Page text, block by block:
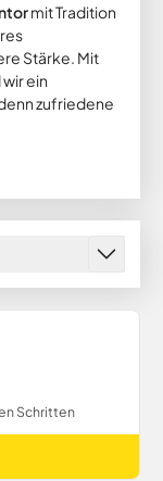
mit Tradition
Stärke. Mit
ein
zufriedene